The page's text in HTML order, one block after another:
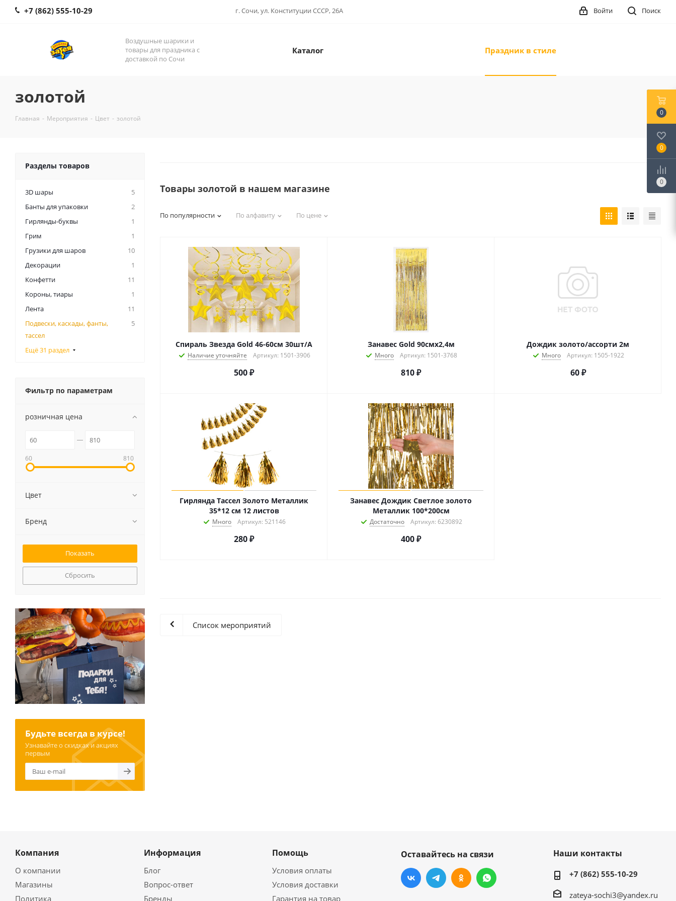
+7 (862) 555-10-29 г. Сочи, ул. Конституции СССР, 26А Поиск
Войти
Воздушные шарики и
товары для праздника с
доставкой по Сочи
Каталог Праздник в стиле
золотой
Главная - Мероприятия - Цвет - золотой
Товары золотой в нашем магазине
По популярности По алфавиту По цене
Спираль Звезда Gold 46-60см 30шт/A
Наличие уточняйте Артикул: 1501-3906
500₽
Занавес Gold 90смх2,4м
Много Артикул: 1501-3768
810₽
Дождик золото/ассорти 2м
Много Артикул: 1505-1922
60₽
Гирлянда Тассел Золото Металлик
35*12 см 12 листов
Много Артикул: 521146
280₽
Занавес Дождик Светлое золото
Металлик 100*200см
Достаточно Артикул: 6230892
400₽
Список мероприятий
Разделы товаров
3D шары
5
Банты для упаковки
2
Гирлянды-буквы
1
Грим
1
Грузики для шаров
10
Декорации
1
Конфетти
11
Короны, тиары
1
Лента
11
Подвески, каскады, фанты,
тассел
5
Ещё 31 раздел
Фильтр по параметрам
розничная цена
60 810
Цвет
Бренд
Сбросить
Будьте всегда в курсе!
Узнавайте о скидках и акциях
первым
Компания
О компании
Магазины
Политика
Информация
Блог
Вопрос-ответ
Бренды
Помощь
Условия оплаты
Условия доставки
Гарантия на товар
Оставайтесь на связи Наши контакты
+7 (862) 555-10-29
zateya-sochi3@yandex.ru
0
0
0